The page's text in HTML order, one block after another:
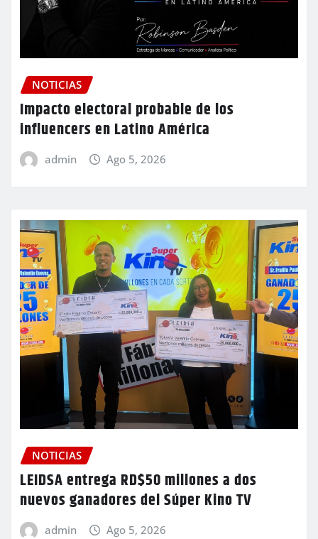
NOTICIAS
Impacto electoral probable de los
influencers en Latino América
admin Ago 5, 2026
NOTICIAS
LEIDSA entrega RD$50 millones a dos
nuevos ganadores del Súper Kino TV
admin Ago 5, 2026